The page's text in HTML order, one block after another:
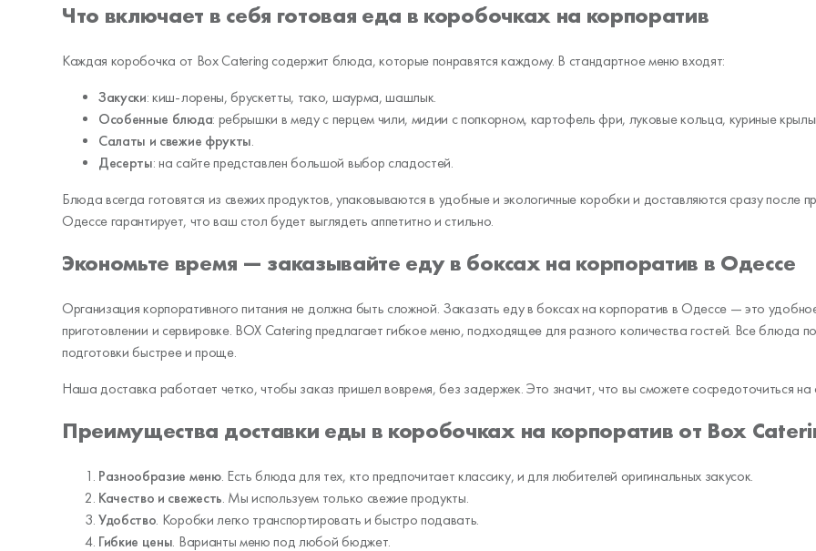
Что включает в себя готовая еда в коробочках на корпоратив
Каждая коробочка от Box Catering содержит блюда, которые понравятся каждому. В стандартное меню входят:
Закуски: киш-лорены, брускетты, тако, шаурма, шашлык.
Особенные блюда: ребрышки в меду с перцем чили, мидии с попкорном, картофель фри, луковые кольца, куриные
Салаты и свежие фрукты.
Десерты: на сайте представлен большой выбор сладостей.
Блюда всегда готовятся из свежих продуктов, упаковываются в удобные и экологичные коробки и доставляются сразу после
Одессе гарантирует, что ваш стол будет выглядеть аппетитно и стильно.
Экономьте время — заказывайте еду в боксах на корпоратив в Одессе
Организация корпоративного питания не должна быть сложной. Заказать еду в боксах на корпоратив в Одессе — это
приготовлении и сервировке. BOX Catering предлагает гибкое меню, подходящее для разного количества гостей. Все блюда
подготовки быстрее и проще.
Наша доставка работает четко, чтобы заказ пришел вовремя, без задержек. Это значит, что вы сможете сосредоточиться
Преимущества доставки еды в коробочках на корпоратив от Box
Разнообразие меню. Есть блюда для тех, кто предпочитает классику, и для любителей оригинальных закусок.
Качество и свежесть . Мы используем только свежие продукты.
Удобство . Коробки легко транспортировать и быстро подавать.
Гибкие цены . Варианты меню под любой бюджет.